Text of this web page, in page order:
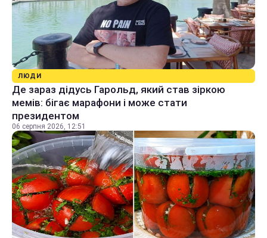
ЛЮДИ
Де зараз дідусь Гарольд, який став зіркою
мемів: бігає марафони і може стати
президентом
06 серпня 2026, 12:51